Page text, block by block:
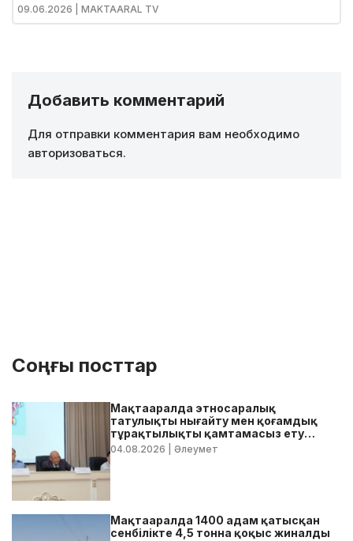
09.06.2026 | MAKTAARAL TV
Добавить комментарий
Для отправки комментария вам необходимо
авторизоваться.
Соңғы посттар
Мақтааралда этносаралық
татулықты нығайту мен қоғамдық
тұрақтылықты қамтамасыз ету
бойынша жедел кеңес өтті
04.08.2026 | Әлеумет
Мақтааралда 1400 адам қатысқан
сенбілікте 4,5 тонна қоқыс жиналды